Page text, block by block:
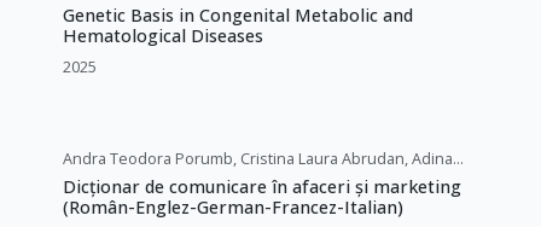
Genetic Basis in Congenital Metabolic and
Hematological Diseases
2025
Andra Teodora Porumb, Cristina Laura Abrudan, Adina
Săcară-Onița
Dicționar de comunicare în afaceri și marketing
(Român-Englez-German-Francez-Italian)